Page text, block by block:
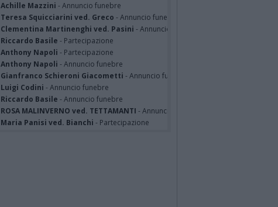
Achille Mazzini - Annuncio funebre
Teresa Squicciarini ved. Greco - Annuncio funebre
Clementina Martinenghi ved. Pasini - Annuncio funebre
Riccardo Basile - Partecipazione
Anthony Napoli - Partecipazione
Anthony Napoli - Annuncio funebre
Gianfranco Schieroni Giacometti - Annuncio funebre
Luigi Codini - Annuncio funebre
Riccardo Basile - Annuncio funebre
ROSA MALINVERNO ved. TETTAMANTI - Annuncio funebre
Maria Panisi ved. Bianchi - Partecipazione